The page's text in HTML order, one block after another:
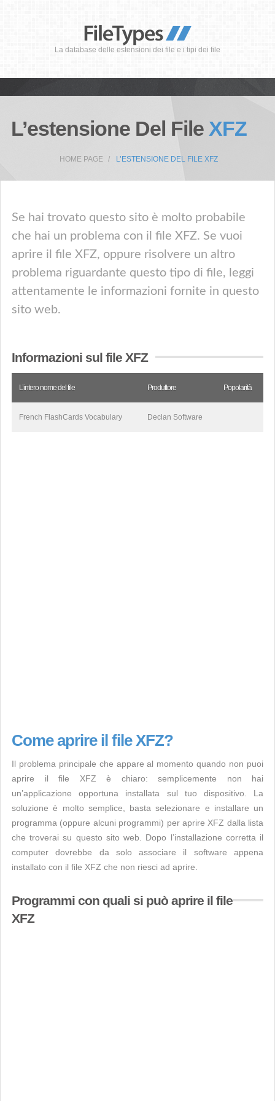
La database delle estensioni dei file e i tipi dei file
L’estensione Del File XFZ
HOME PAGE L’ESTENSIONE DEL FILE XFZ
Se hai trovato questo sito è molto probabile
che hai un problema con il file XFZ. Se vuoi
aprire il file XFZ, oppure risolvere un altro
problema riguardante questo tipo di file, leggi
attentamente le informazioni fornite in questo
sito web.
Informazioni sul file XFZ
L’intero nome del file Produttore Popolarità
French FlashCards Vocabulary Declan Software
Come aprire il file XFZ?
Il problema principale che appare al momento quando non puoi
aprire il file XFZ è chiaro: semplicemente non hai
un’applicazione opportuna installata sul tuo dispositivo. La
soluzione è molto semplice, basta selezionare e installare un
programma (oppure alcuni programmi) per aprire XFZ dalla lista
che troverai su questo sito web. Dopo l’installazione corretta il
computer dovrebbe da solo associare il software appena
installato con il file XFZ che non riesci ad aprire.
Programmi con quali si può aprire il file
XFZ